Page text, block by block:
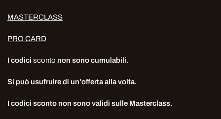
MASTERCLASS
PRO CARD
I codicisconto non sono cumulabili.
Si può usufruire di un'offerta alla volta.
I codici sconto non sono validi sulle Masterclass.